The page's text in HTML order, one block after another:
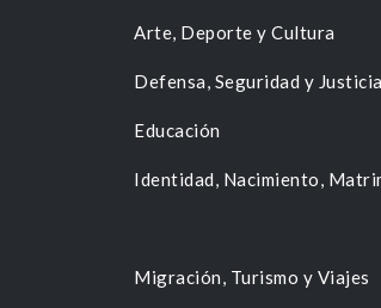
Arte, Deporte y Cultura
Defensa, Seguridad y Justicia
Educación
Identidad, Nacimiento,
Migración, Turismo y Viajes